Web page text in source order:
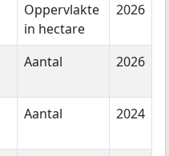
Oppervlakte
in hectare
2026
Aantal 2026
Aantal 2024